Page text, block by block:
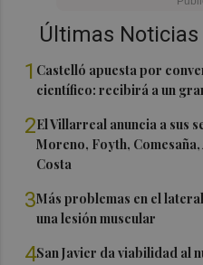
Últimas Noticias
1 Castelló apuesta por
científico: recibirá a un
2El Villarreal anuncia a sus
Moreno, Foyth,
Costa
3Más problemas en el
una lesión muscular
4San Javier da viabilidad al